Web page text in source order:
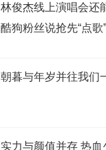
林俊杰线上演唱会还
酷狗粉丝说抢先“点歌”
朝暮与年岁并往我们
实力与颜值并存 热